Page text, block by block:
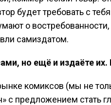
будет требовать с
о
самиздатом.
но ещё и издаёте
комиксов (мы не
с предложением